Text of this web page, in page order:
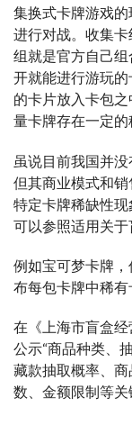
集换式卡牌游戏的
进行对战。收集
组就是官方自己
开就能进行游玩
的卡片放入卡包
量卡牌存在一定的
虽说目前我国并
但其商业模式和
特定卡牌稀缺性
可以参照适用关于
例如宝可梦卡牌
布每包卡牌中稀有
在《上海市盲盒
公示“商品种类、
藏款抽取概率、
数、金额限制等关